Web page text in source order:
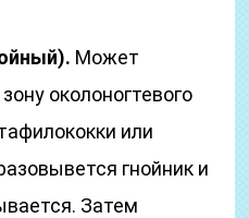
Может
околоногтевого
или
гнойник и
Затем